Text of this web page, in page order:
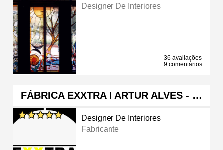
Designer De Interiores
36 avaliações
9 comentários
FÁBRICA EXXTRA I ARTUR ALVES - …
Designer De Interiores
Fabricante